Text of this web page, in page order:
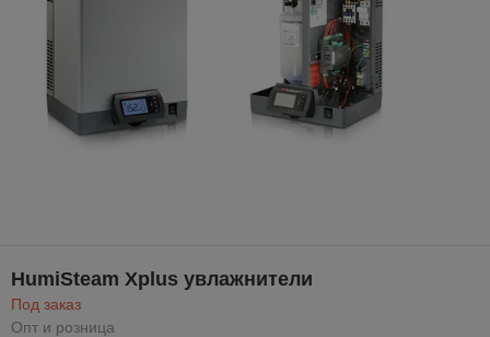
HumiSteam Xplus увлажнители
Под заказ
Опт и розница